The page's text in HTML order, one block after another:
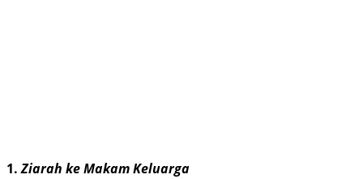
1.Ziarah ke Makam Keluarga